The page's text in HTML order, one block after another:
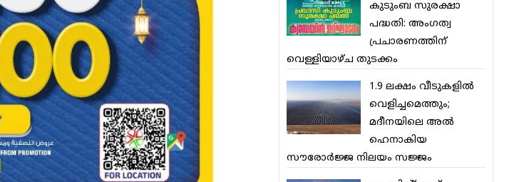
കുടുംബ സുരക്ഷാ
പദ്ധതി: അംഗത്വ
പ്രചാരണത്തിന്
വെള്ളിയാഴ്ച തുടക്കം
1.9 ലക്ഷം വീടുകളില്‍
വെളിച്ചമെത്തും;
മദീനയിലെ അല്‍
ഹെനാകിയ
സൗരോര്‍ജ്ജ നിലയം സജ്ജം